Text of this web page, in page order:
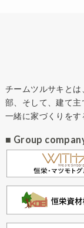
チームツルサキと
部、そして、建て
一緒に家づくりをす
■ Group